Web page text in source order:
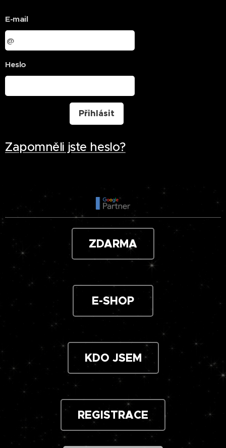
E-mail
Heslo
Přihlásit
Zapomněli jste heslo?
ZDARMA
E-SHOP
KDO JSEM
REGISTRACE